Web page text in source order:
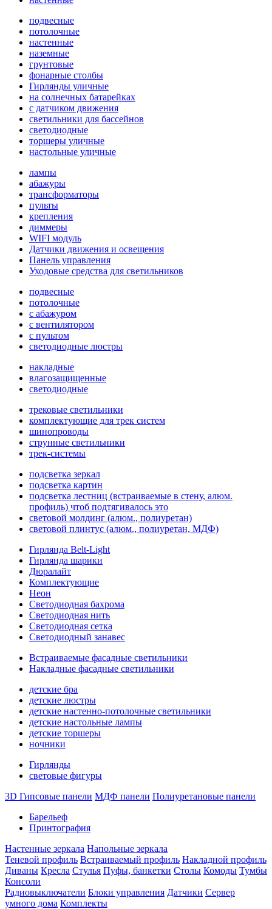
подвесные
потолочные
настенные
наземные
грунтовые
фонарные столбы
Гирлянды уличные
на солнечных батарейках
с датчиком движения
светильники для бассейнов
светодиодные
торшеры уличные
настольные уличные
лампы
абажуры
трансформаторы
пульты
крепления
диммеры
WIFI модуль
Датчики движения и освещения
Панель управления
Уходовые средства для светильников
подвесные
потолочные
с абажуром
с вентилятором
с пультом
светодиодные люстры
накладные
влагозащищенные
светодиодные
трековые светильники
комплектующие для трек систем
шинопроводы
струнные светильники
трек-системы
подсветка зеркал
подсветка картин
подсветка лестниц (встраиваемые в стену, алюм.
профиль) чтоб подтягивалось это
световой молдинг (алюм., полиуретан)
световой плинтус (алюм., полиуретан, МДФ)
Гирлянда Belt-Light
Гирлянда шарики
Дюралайт
Комплектующие
Неон
Светодиодная бахрома
Светодиодная нить
Светодиодная сетка
Светодиодный занавес
Встраиваемые фасадные светильники
Накладные фасадные светильники
детские бра
детские люстры
детские настенно-потолочные светильники
детские настольные лампы
детские торшеры
ночники
Гирлянды
световые фигуры
3D Гипсовые панели МДФ панели Полиуретановые панели
Барельеф
Принтография
Настенные зеркала Напольные зеркала
Теневой профиль Встраиваемый профиль Накладной профиль
Диваны Кресла Стулья Пуфы, банкетки Столы Комоды Тумбы
Консоли
Радиовыключатели Блоки управления Датчики Сервер
умного дома Комплекты